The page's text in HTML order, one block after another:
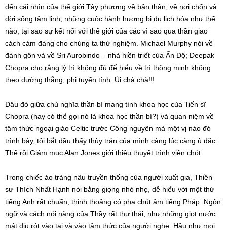
đến cái nhìn của thế giới Tây phương về bản thân, về nơi chốn và
đời sống tâm linh; những cuộc hành hương bị du lịch hóa như thế
nào; tại sao sự kết nối với thế giới của các vì sao qua thần giao
cách cảm đáng cho chúng ta thử nghiệm. Michael Murphy nói về
đánh gôn và về Sri Aurobindo – nhà hiền triết của Ấn Độ; Deepak
Chopra cho rằng lý trí không đủ để hiểu về trí thông minh không
theo đường thẳng, phi tuyến tính. Úi chà chà!!!
Đâu đó giữa chủ nghĩa thần bí mang tính khoa học của Tiến sĩ
Chopra (hay có thể gọi nó là khoa học thần bí?) và quan niệm về
tâm thức ngoại giáo Celtic trước Công nguyên mà một vị nào đó
trình bày, tôi bắt đầu thấy thùy trán của mình càng lúc càng ù đặc.
Thế rồi Giám mục Alan Jones giới thiệu thuyết trình viên chót.
Trong chiếc áo tràng nâu truyền thống của người xuất gia, Thiền
sư Thích Nhất Hạnh nói bằng giọng nhỏ nhẹ, dễ hiểu với một thứ
tiếng Anh rất chuẩn, thỉnh thoảng có pha chút âm tiếng Pháp. Ngôn
ngữ và cách nói năng của Thầy rất thư thái, như những giọt nước
mát dịu rót vào tai và vào tâm thức của người nghe. Hầu như mọi